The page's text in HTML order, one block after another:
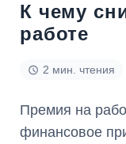
К чему
работе
2 мин. чтения
Премия на
финансовое